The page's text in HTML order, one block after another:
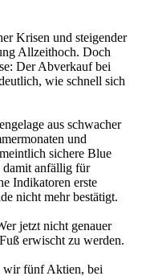
Krisen und steigender
Allzeithoch. Doch
Der Abverkauf bei
wie schnell sich
aus schwacher
und
sichere Blue
damit anfällig für
Indikatoren erste
nicht mehr bestätigt.
jetzt nicht genauer
erwischt zu werden.
wir fünf Aktien, bei